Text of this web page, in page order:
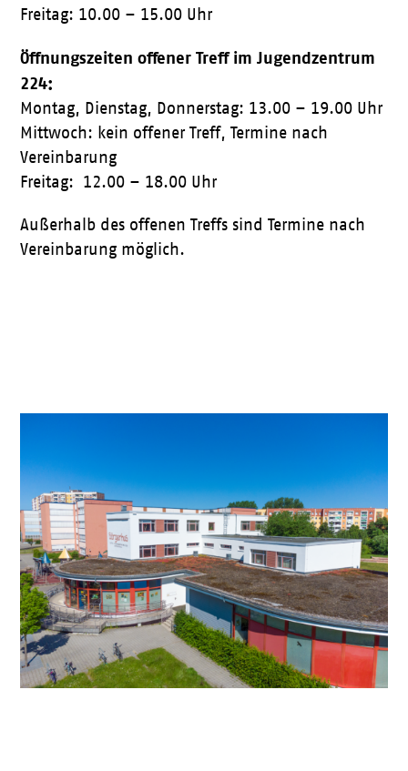
Freitag: 10.00 – 15.00 Uhr
Öffnungszeiten offener Treff im Jugendzentrum
224:
Montag, Dienstag, Donnerstag: 13.00 – 19.00 Uhr
Mittwoch: kein offener Treff, Termine nach
Vereinbarung
Freitag: 12.00 – 18.00 Uhr
Außerhalb des offenen Treffs sind Termine nach
Vereinbarung möglich.